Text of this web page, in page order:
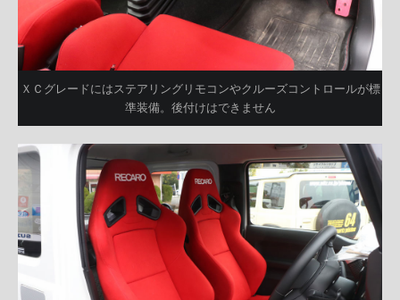
ＸＣグレードにはステアリングリモコンやクルーズコントロールが標
準装備。後付けはできません